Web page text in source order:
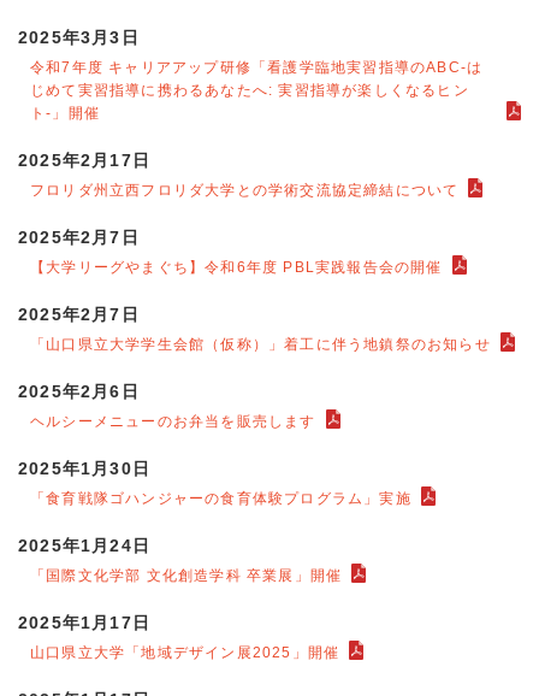
2025年3月3日
令和7年度 キャリアアップ研修「看護学臨地実習指導のABC-は
じめて実習指導に携わるあなたへ: 実習指導が楽しくなるヒン
ト-」開催
2025年2月17日
フロリダ州立西フロリダ大学との学術交流協定締結について
2025年2月7日
【大学リーグやまぐち】令和6年度 PBL実践報告会の開催
2025年2月7日
「山口県立大学学生会館（仮称）」着工に伴う地鎮祭のお知らせ
2025年2月6日
ヘルシーメニューのお弁当を販売します
2025年1月30日
「食育戦隊ゴハンジャーの食育体験プログラム」実施
2025年1月24日
「国際文化学部 文化創造学科 卒業展」開催
2025年1月17日
山口県立大学「地域デザイン展2025」開催